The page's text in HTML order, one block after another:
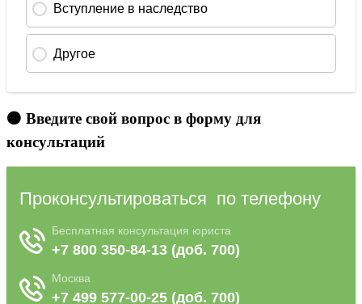
🟠 Введите свой вопрос в форму для
консультаций